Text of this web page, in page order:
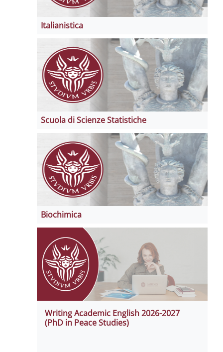
Italianistica
Scuola di Scienze Statistiche
Biochimica
Writing Academic English 2026-2027
(PhD in Peace Studies)